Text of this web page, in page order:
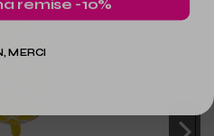
remise -10%
MERCI